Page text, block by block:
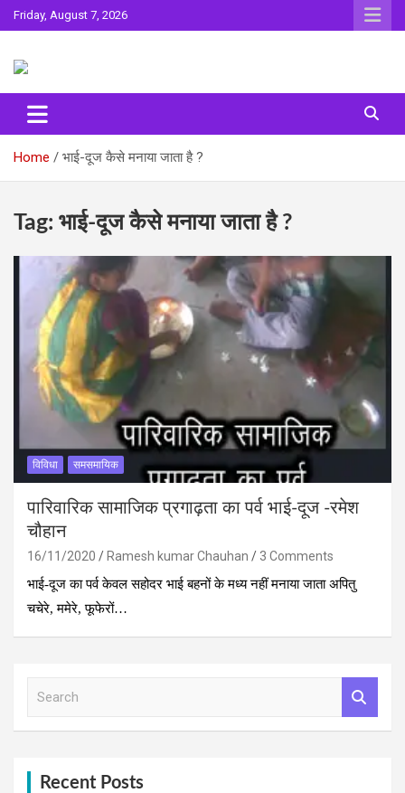
Skip
to
Friday, August 7, 2026
Surta
Home भाई-दूज कैसे मनाया जाता है ?
Tag: भाई-दूज कैसे मनाया जाता है ?
विविधा समसमायिक
पारिवारिक सामाजिक प्रगाढ़ता का पर्व भाई-दूज -रमेश
चौहान
16/11/2020 Ramesh kumar Chauhan
3 Comments
भाई-दूज का पर्व केवल सहोदर भाई बहनों के मध्‍य नहीं मनाया जाता अपितु
चचेरे, ममेरे, फूफेरों…
Recent Posts